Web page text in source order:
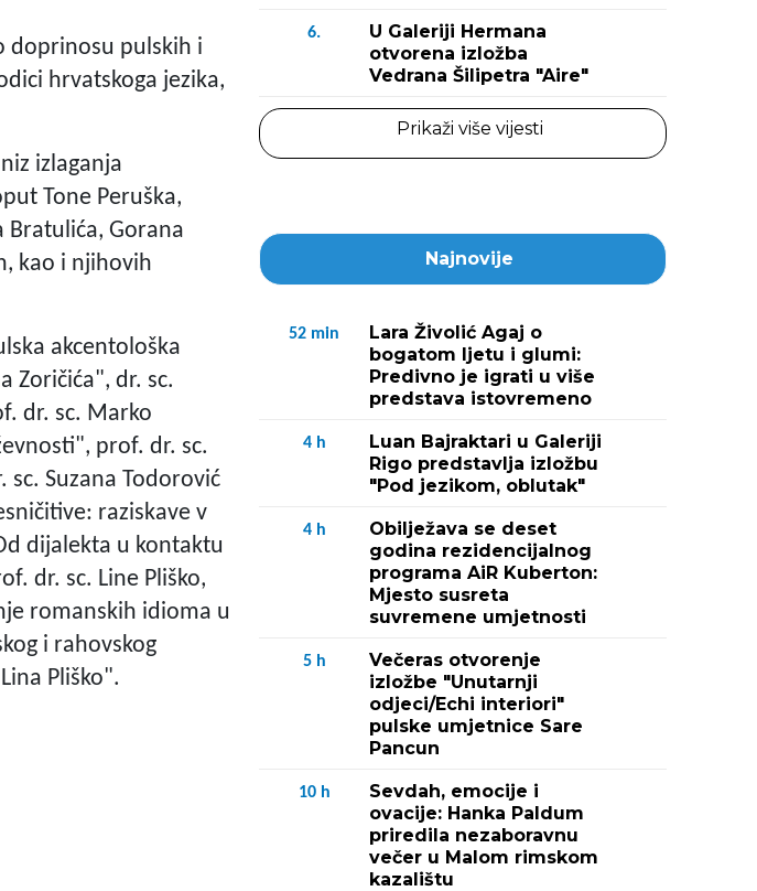
doprinosu pulskih i
hrvatskoga jezika,
izlaganja
Tone Peruška,
Bratulića, Gorana
kao i njihovih
akcentološka
Zoričića", dr. sc.
dr. sc. Marko
prof. dr. sc.
Suzana Todorović
raziskave v
dijalekta u kontaktu
dr. sc. Line Pliško,
romanskih idioma u
i rahovskog
Pliško".
6.
U Galeriji Hermana
otvorena izložba
Vedrana Šilipetra "Aire"
Prikaži više vijesti
Najnovije
52 min
Lara Živolić Agaj o
bogatom ljetu i glumi:
Predivno je igrati u više
predstava istovremeno
4 h
Luan Bajraktari u Galeriji
Rigo predstavlja izložbu
"Pod jezikom, oblutak"
4 h
Obilježava se deset
godina rezidencijalnog
programa AiR Kuberton:
Mjesto susreta
suvremene umjetnosti
5 h
Večeras otvorenje
izložbe "Unutarnji
odjeci/Echi interiori"
pulske umjetnice Sare
Pancun
10 h
Sevdah, emocije i
ovacije: Hanka Paldum
priredila nezaboravnu
večer u Malom rimskom
kazalištu